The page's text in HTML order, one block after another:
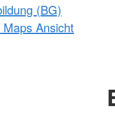
(BG)
Ansicht